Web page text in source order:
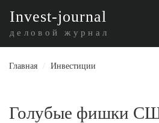
Invest-journal
деловой журнал
Главная / Инвестиции
Голубые фишки